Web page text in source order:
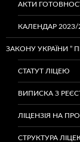
АКТИ
КАЛЕНДАР
ЗАКОНУ УКРАЇНИ ”
СТАТУТ ЛІЦЕЮ
ВИПИСКА З
ЛІЦЕНЗІЯ НА
СТРУКТУРА